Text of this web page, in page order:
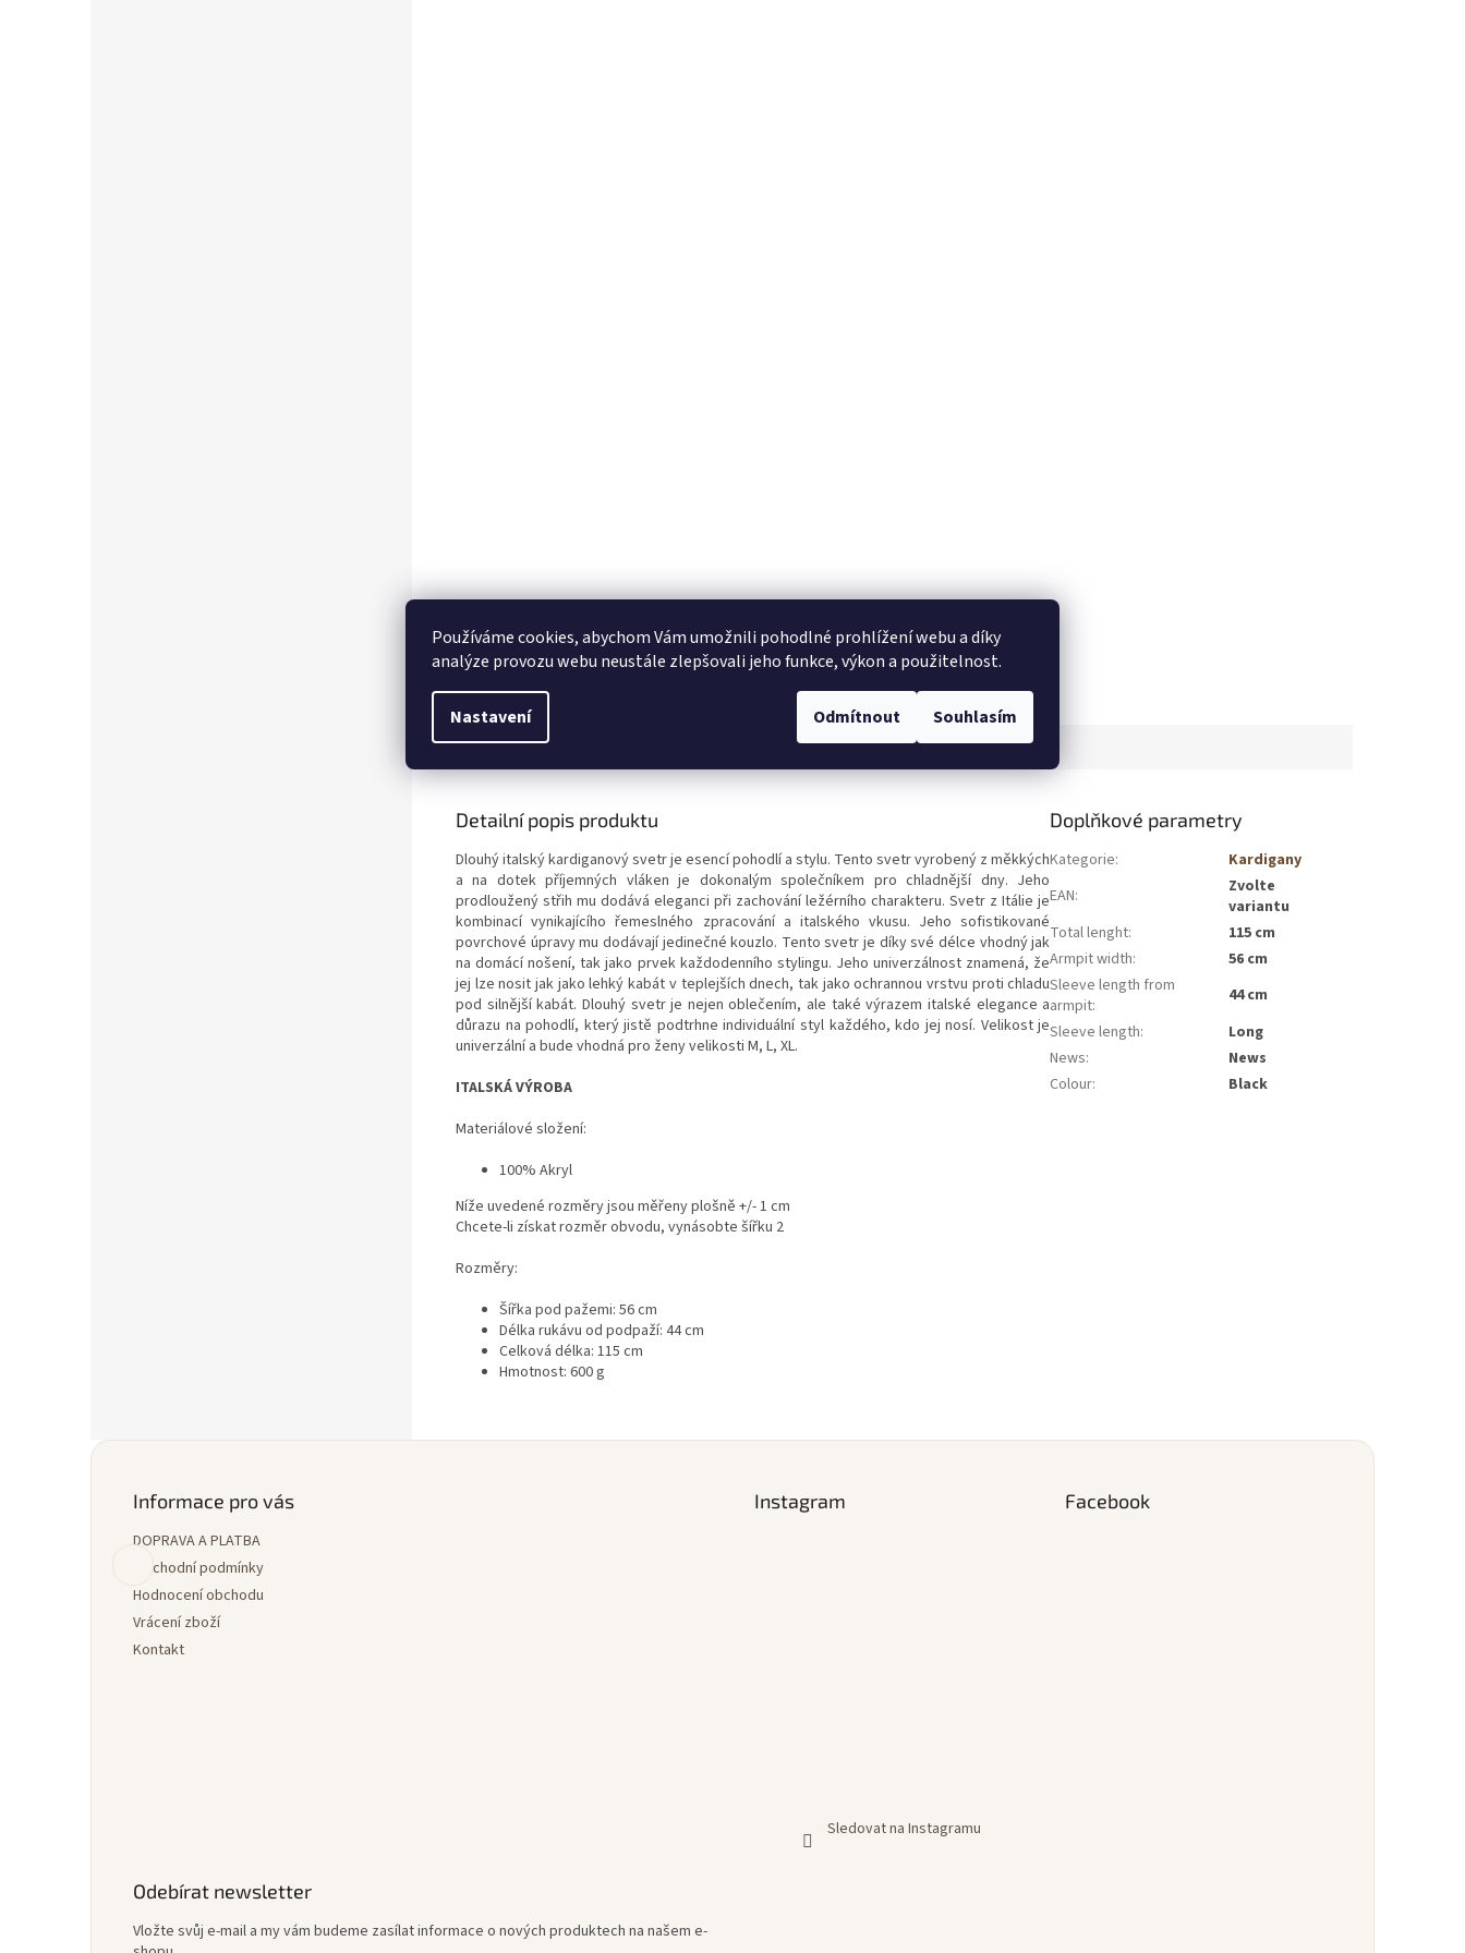
Používáme cookies, abychom Vám umožnili pohodlné prohlížení webu a díky
analýze provozu webu neustále zlepšovali jeho funkce, výkon a použitelnost.
Nastavení Odmítnout Souhlasím
Popis Diskuze
Detailní popis produktu
Dlouhý italský kardiganový svetr je esencí pohodlí a stylu. Tento svetr vyrobený z měkkých
a na dotek příjemných vláken je dokonalým společníkem pro chladnější dny. Jeho
prodloužený střih mu dodává eleganci při zachování ležérního charakteru. Svetr z Itálie je
kombinací vynikajícího řemeslného zpracování a italského vkusu. Jeho sofistikované
povrchové úpravy mu dodávají jedinečné kouzlo. Tento svetr je díky své délce vhodný jak
na domácí nošení, tak jako prvek každodenního stylingu. Jeho univerzálnost znamená, že
jej lze nosit jak jako lehký kabát v teplejších dnech, tak jako ochrannou vrstvu proti chladu
pod silnější kabát. Dlouhý svetr je nejen oblečením, ale také výrazem italské elegance a
důrazu na pohodlí, který jistě podtrhne individuální styl každého, kdo jej nosí. Velikost je
univerzální a bude vhodná pro ženy velikosti M, L, XL.
ITALSKÁ VÝROBA
Materiálové složení:
100% Akryl
Níže uvedené rozměry jsou měřeny plošně +/- 1 cm
Chcete-li získat rozměr obvodu, vynásobte šířku 2
Rozměry:
Šířka pod pažemi: ​​56 cm
Délka rukávu od podpaží: 44 cm
Celková délka: 115 cm
Hmotnost: 600 g
Doplňkové parametry
Kategorie:
Kardigany
EAN:
Zvolte
variantu
Total lenght:
115 cm
Armpit width:
56 cm
Sleeve length from
armpit:
44 cm
Sleeve length:
Long
News:
News
Colour: Black
Informace pro vás
DOPRAVA A PLATBA
Obchodní podmínky
Hodnocení obchodu
Vrácení zboží
Kontakt
Instagram
Sledovat na Instagramu
Facebook
Odebírat newsletter
Vložte svůj e-mail a my vám budeme zasílat informace o nových produktech na našem e-